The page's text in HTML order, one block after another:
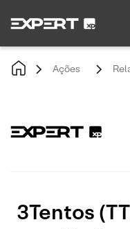
Ações
3Tentos